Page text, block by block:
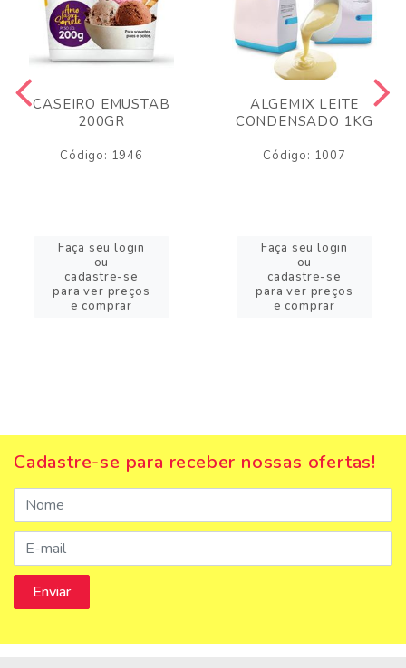
CASEIRO EMUSTAB
200GR
Código: 1946
Faça seu login
ou
cadastre-se
para ver preços
e comprar
ALGEMIX LEITE
CONDENSADO 1KG
Código: 1007
Faça seu login
ou
cadastre-se
para ver preços
e comprar
Cadastre-se para receber nossas ofertas!